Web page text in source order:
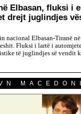
Elbasan, fluksi i
drejt juglindjes
nacional Elbasan-Tiranë
Fluksi i lartë i
të juglindjes së vendit